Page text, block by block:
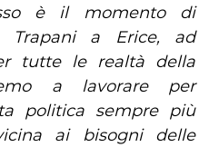
è il momento di
Trapani a Erice, ad
tutte le realtà della
a lavorare per
politica sempre più
ai bisogni delle